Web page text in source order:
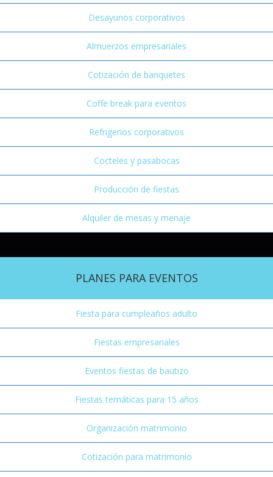
Desayunos corporativos
Almuerzos empresariales
Cotización de banquetes
Coffe break para eventos
Refrigerios corporativos
Cocteles y pasabocas
Producción de fiestas
Alquiler de mesas y menaje
PLANES PARA EVENTOS
Fiesta para cumpleaños adulto
Fiestas empresariales
Eventos fiestas de bautizo
Fiestas temáticas para 15 años
Organización matrimonio
Cotización para matrimonio